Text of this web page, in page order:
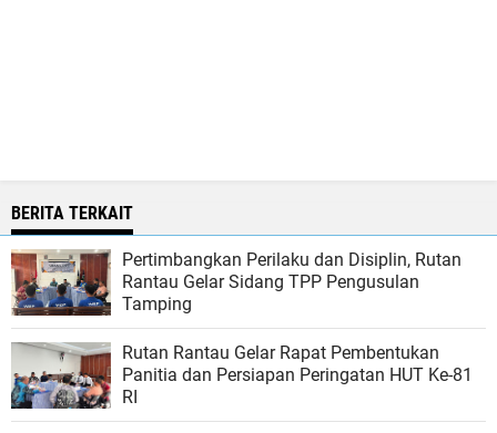
BERITA TERKAIT
Pertimbangkan Perilaku dan Disiplin, Rutan
Rantau Gelar Sidang TPP Pengusulan
Tamping
Rutan Rantau Gelar Rapat Pembentukan
Panitia dan Persiapan Peringatan HUT Ke-81
RI